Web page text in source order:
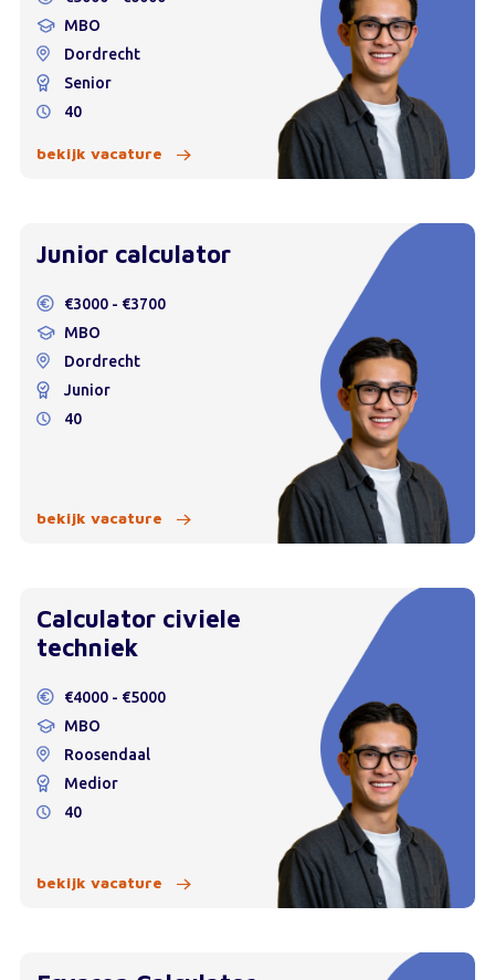
MBO
Dordrecht
Senior
40
bekijk vacature
Junior calculator
€3000 - €3700
MBO
Dordrecht
Junior
40
bekijk vacature
Calculator civiele
techniek
€4000 - €5000
MBO
Roosendaal
Medior
40
bekijk vacature